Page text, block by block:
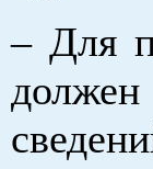
– Для